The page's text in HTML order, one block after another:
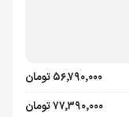
۵۶٬۷۹۰٬۰۰۰ تومان
۷۷٬۳۹۰٬۰۰۰ تومان